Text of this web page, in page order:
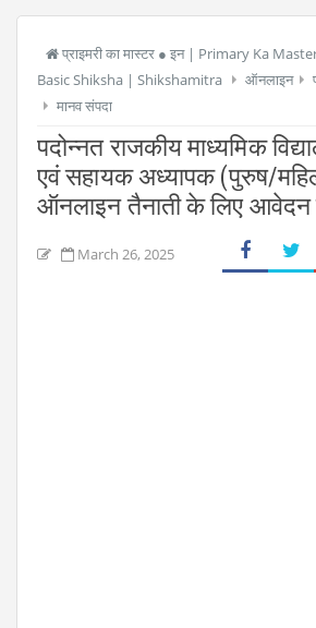
प्राइमरी का मास्टर ● इन | Primary Ka
Basic Shiksha | Shikshamitra
ऑनलाइन
मानव संपदा
पदोन्नत राजकीय माध्यमिक
एवं सहायक अध्यापक (पुरुष/
ऑनलाइन तैनाती के लिए
March 26, 2025